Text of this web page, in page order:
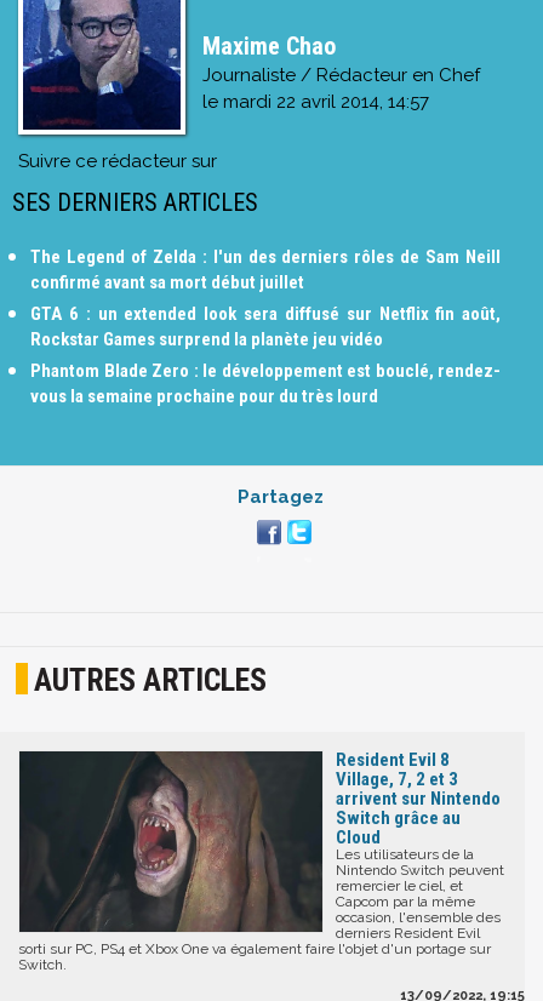
Maxime Chao
Journaliste / Rédacteur en Chef
le mardi 22 avril 2014, 14:57
Suivre ce rédacteur sur
SES DERNIERS ARTICLES
The Legend of Zelda : l'un des derniers rôles de Sam Neill
confirmé avant sa mort début juillet
GTA 6 : un extended look sera diffusé sur Netflix fin août,
Rockstar Games surprend la planète jeu vidéo
Phantom Blade Zero : le développement est bouclé, rendez-
vous la semaine prochaine pour du très lourd
Partagez
AUTRES ARTICLES
Resident Evil 8
Village, 7, 2 et 3
arrivent sur Nintendo
Switch grâce au
Cloud
Les utilisateurs de la
Nintendo Switch peuvent
remercier le ciel, et
Capcom par la même
occasion, l'ensemble des
derniers Resident Evil
sorti sur PC, PS4 et Xbox One va également faire l'objet d'un portage sur
Switch.
13/09/2022, 19:15